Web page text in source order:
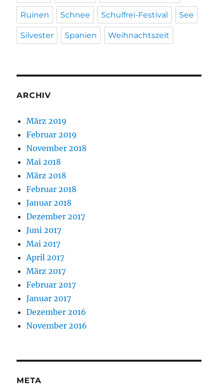
Ruinen Schnee Schulfrei-Festival See
Silvester Spanien Weihnachtszeit
ARCHIV
März 2019
Februar 2019
November 2018
Mai 2018
März 2018
Februar 2018
Januar 2018
Dezember 2017
Juni 2017
Mai 2017
April 2017
März 2017
Februar 2017
Januar 2017
Dezember 2016
November 2016
META